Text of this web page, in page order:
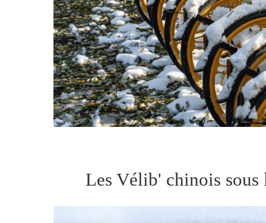
Les Vélib' chinois